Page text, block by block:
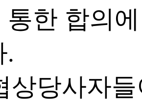
통한 합의
.
상당사자